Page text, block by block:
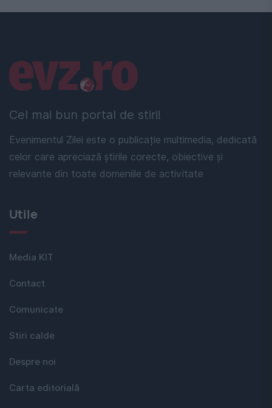
Cel mai bun portal de stiri!
Evenimentul Zilei este o publicație multimedia, dedicată
celor care apreciază știrile corecte, obiective și
relevante din toate domeniile de activitate
Linkuri utile
Utile
Media KIT
Contact
Comunicate
Stiri calde
Despre noi
Carta editorială